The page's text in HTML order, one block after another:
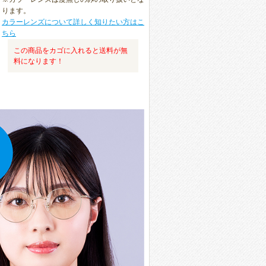
ります。
カラーレンズについて詳しく知りたい方はこ
ちら
この商品をカゴに入れると送料が無
料になります！